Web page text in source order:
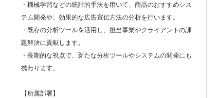
・機械学習などの統計的手法を用いて、商品のおすすめシス
テム開発や、効果的な広告宣伝方法の分析を行います。
・既存の分析ツールを活用し、担当事業やクライアントの課
題解決に貢献します。
・長期的な視点で、新たな分析ツールやシステムの開発にも
携わります。
【所属部署】